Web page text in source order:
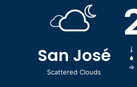
San José
Scattered Clouds